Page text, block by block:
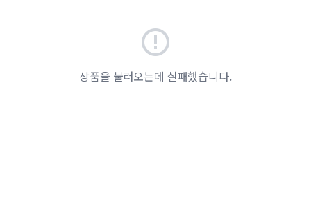
상품을 불러오는데 실패했습니다.